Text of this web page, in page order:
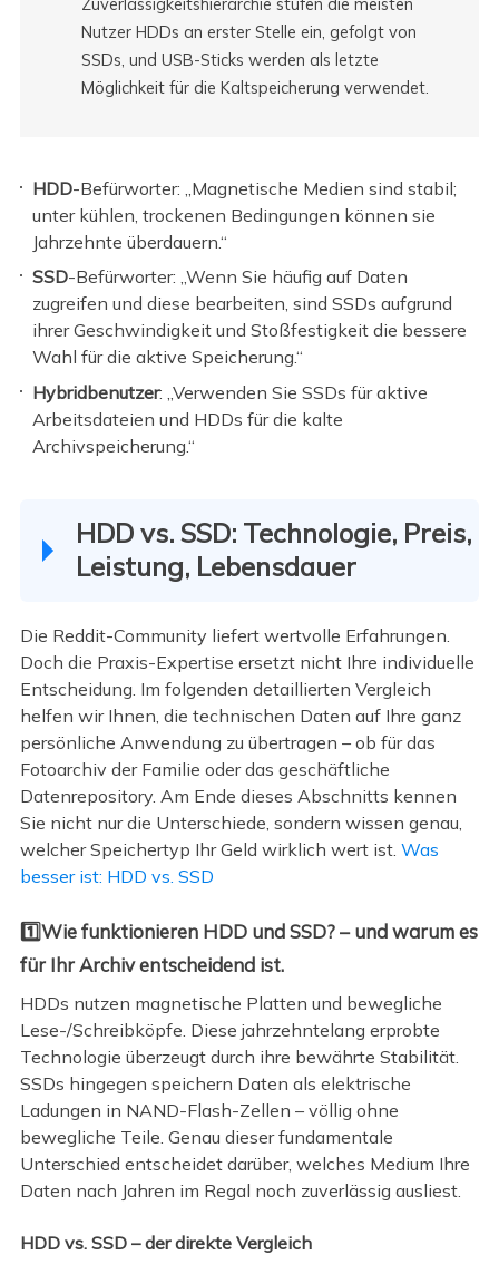
Nutzer HDDs an erster Stelle ein, gefolgt von
SSDs, und USB-Sticks werden als letzte
Möglichkeit für die Kaltspeicherung verwendet.
HDD-Befürworter: „Magnetische Medien sind stabil;
unter kühlen, trockenen Bedingungen können sie
Jahrzehnte überdauern.“
SSD-Befürworter: „Wenn Sie häufig auf Daten
zugreifen und diese bearbeiten, sind SSDs aufgrund
ihrer Geschwindigkeit und Stoßfestigkeit die bessere
Wahl für die aktive Speicherung.“
Hybridbenutzer: „Verwenden Sie SSDs für aktive
Arbeitsdateien und HDDs für die kalte
Archivspeicherung.“
HDD vs. SSD: Technologie, Preis,
Leistung, Lebensdauer
Die Reddit-Community liefert wertvolle Erfahrungen.
Doch die Praxis-Expertise ersetzt nicht Ihre individuelle
Entscheidung. Im folgenden detaillierten Vergleich
helfen wir Ihnen, die technischen Daten auf Ihre ganz
persönliche Anwendung zu übertragen – ob für das
Fotoarchiv der Familie oder das geschäftliche
Datenrepository. Am Ende dieses Abschnitts kennen
Sie nicht nur die Unterschiede, sondern wissen genau,
welcher Speichertyp Ihr Geld wirklich wert ist. Was
besser ist: HDD vs. SSD
1️⃣Wie funktionieren HDD und SSD? – und warum es
für Ihr Archiv entscheidend ist.
HDDs nutzen magnetische Platten und bewegliche
Lese-/Schreibköpfe. Diese jahrzehntelang erprobte
Technologie überzeugt durch ihre bewährte Stabilität.
SSDs hingegen speichern Daten als elektrische
Ladungen in NAND-Flash-Zellen – völlig ohne
bewegliche Teile. Genau dieser fundamentale
Unterschied entscheidet darüber, welches Medium Ihre
Daten nach Jahren im Regal noch zuverlässig ausliest.
HDD vs. SSD – der direkte Vergleich